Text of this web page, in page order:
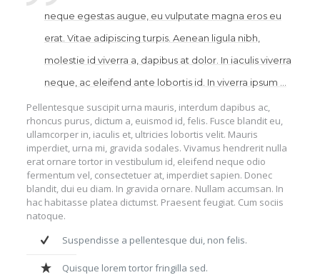
neque egestas augue, eu vulputate magna eros eu
erat. Vitae adipiscing turpis. Aenean ligula nibh,
molestie id viverra a, dapibus at dolor. In iaculis viverra
neque, ac eleifend ante lobortis id. In viverra ipsum …
Pellentesque suscipit urna mauris, interdum dapibus ac,
rhoncus purus, dictum a, euismod id, felis. Fusce blandit eu,
ullamcorper in, iaculis et, ultricies lobortis velit. Mauris
imperdiet, urna mi, gravida sodales. Vivamus hendrerit nulla
erat ornare tortor in vestibulum id, eleifend neque odio
fermentum vel, consectetuer at, imperdiet sapien. Donec
blandit, dui eu diam. In gravida ornare. Nullam accumsan. In
hac habitasse platea dictumst. Praesent feugiat. Cum sociis
natoque.
Suspendisse a pellentesque dui, non felis.
Quisque lorem tortor fringilla sed.